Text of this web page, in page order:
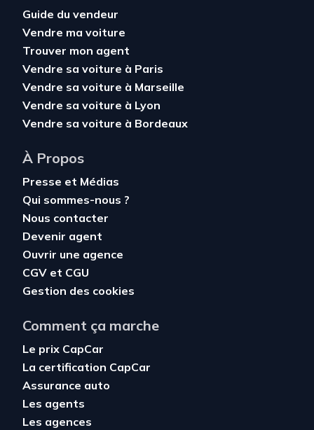
Guide du vendeur
Vendre ma voiture
Trouver mon agent
Vendre sa voiture à Paris
Vendre sa voiture à Marseille
Vendre sa voiture à Lyon
Vendre sa voiture à Bordeaux
À Propos
Presse et Médias
Qui sommes-nous ?
Nous contacter
Devenir agent
Ouvrir une agence
CGV et CGU
Gestion des cookies
Comment ça marche
Le prix CapCar
La certification CapCar
Assurance auto
Les agents
Les agences